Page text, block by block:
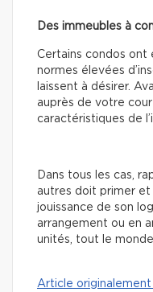
Des immeubles à
Certains condos ont
normes élevées
laissent à désirer.
auprès de votre
caractéristiques de
Dans tous les cas,
autres doit primer et
jouissance de son
arrangement ou en
unités, tout le
Article originalement